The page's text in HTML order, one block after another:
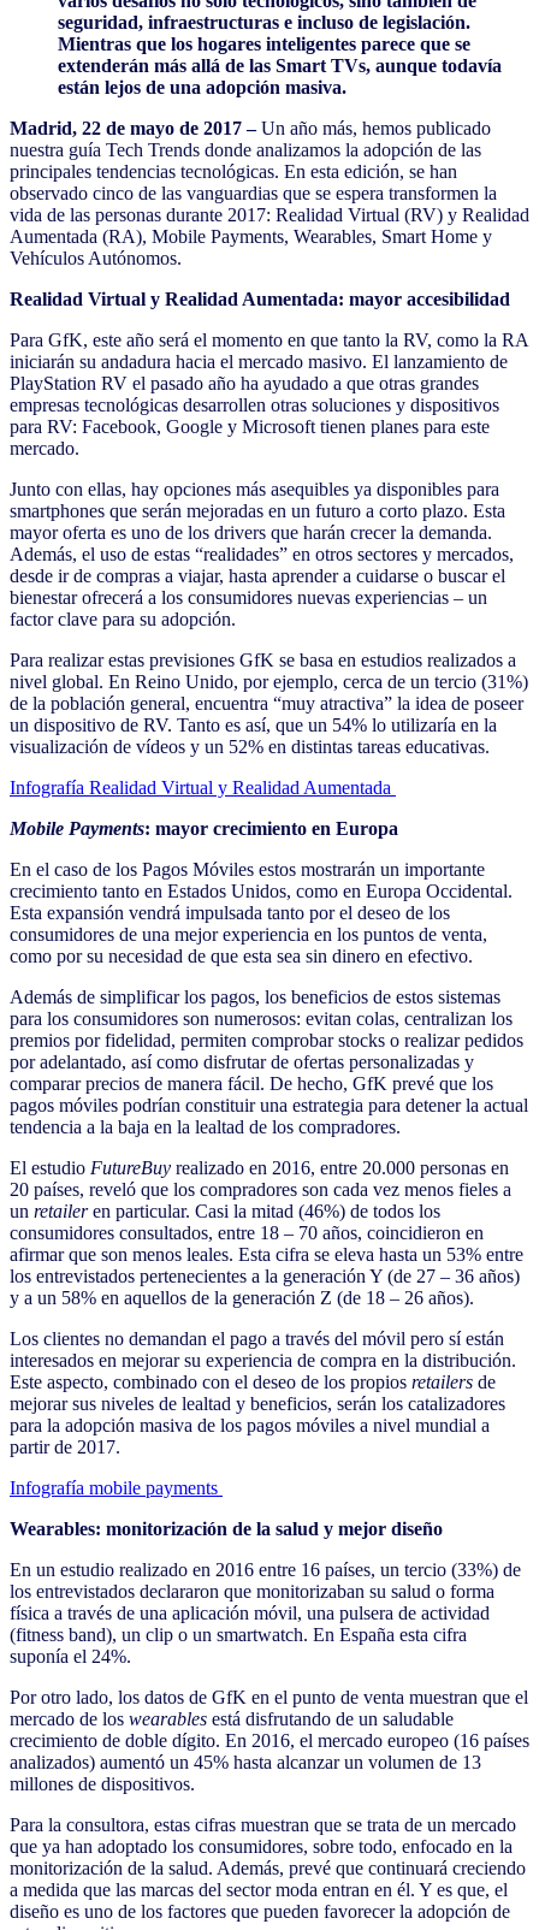
seguridad, infraestructuras e incluso de legislación.
Mientras que los hogares inteligentes parece que se
extenderán más allá de las Smart TVs, aunque todavía
están lejos de una adopción masiva.
Madrid, 22 de mayo de 2017 –Un año más, hemos publicado
nuestra guía Tech Trends donde analizamos la adopción de las
principales tendencias tecnológicas. En esta edición, se han
observado cinco de las vanguardias que se espera transformen la
vida de las personas durante 2017: Realidad Virtual (RV) y Realidad
Aumentada (RA), Mobile Payments, Wearables, Smart Home y
Vehículos Autónomos.
Realidad Virtual y Realidad Aumentada: mayor accesibilidad
Para GfK, este año será el momento en que tanto la RV, como la RA
iniciarán su andadura hacia el mercado masivo. El lanzamiento de
PlayStation RV el pasado año ha ayudado a que otras grandes
empresas tecnológicas desarrollen otras soluciones y dispositivos
para RV: Facebook, Google y Microsoft tienen planes para este
mercado.
Junto con ellas, hay opciones más asequibles ya disponibles para
smartphones que serán mejoradas en un futuro a corto plazo. Esta
mayor oferta es uno de los drivers que harán crecer la demanda.
Además, el uso de estas “realidades” en otros sectores y mercados,
desde ir de compras a viajar, hasta aprender a cuidarse o buscar el
bienestar ofrecerá a los consumidores nuevas experiencias – un
factor clave para su adopción.
Para realizar estas previsiones GfK se basa en estudios realizados a
nivel global. En Reino Unido, por ejemplo, cerca de un tercio (31%)
de la población general, encuentra “muy atractiva” la idea de poseer
un dispositivo de RV. Tanto es así, que un 54% lo utilizaría en la
visualización de vídeos y un 52% en distintas tareas educativas.
Infografía Realidad Virtual y Realidad Aumentada
Mobile Payments: mayor crecimiento en Europa
En el caso de los Pagos Móviles estos mostrarán un importante
crecimiento tanto en Estados Unidos, como en Europa Occidental.
Esta expansión vendrá impulsada tanto por el deseo de los
consumidores de una mejor experiencia en los puntos de venta,
como por su necesidad de que esta sea sin dinero en efectivo.
Además de simplificar los pagos, los beneficios de estos sistemas
para los consumidores son numerosos: evitan colas, centralizan los
premios por fidelidad, permiten comprobar stocks o realizar pedidos
por adelantado, así como disfrutar de ofertas personalizadas y
comparar precios de manera fácil. De hecho, GfK prevé que los
pagos móviles podrían constituir una estrategia para detener la actual
tendencia a la baja en la lealtad de los compradores.
El estudio FutureBuy realizado en 2016, entre 20.000 personas en
20 países, reveló que los compradores son cada vez menos fieles a
un retaileren particular. Casi la mitad (46%) de todos los
consumidores consultados, entre 18 – 70 años, coincidieron en
afirmar que son menos leales. Esta cifra se eleva hasta un 53% entre
los entrevistados pertenecientes a la generación Y (de 27 – 36 años)
y a un 58% en aquellos de la generación Z (de 18 – 26 años).
Los clientes no demandan el pago a través del móvil pero sí están
interesados en mejorar su experiencia de compra en la distribución.
Este aspecto, combinado con el deseo de los propios retailers de
mejorar sus niveles de lealtad y beneficios, serán los catalizadores
para la adopción masiva de los pagos móviles a nivel mundial a
partir de 2017.
Infografía mobile payments
Wearables: monitorización de la salud y mejor diseño
En un estudio realizado en 2016 entre 16 países, un tercio (33%) de
los entrevistados declararon que monitorizaban su salud o forma
física a través de una aplicación móvil, una pulsera de actividad
(fitness band), un clip o un smartwatch. En España esta cifra
suponía el 24%.
Por otro lado, los datos de GfK en el punto de venta muestran que el
mercado de los wearables está disfrutando de un saludable
crecimiento de doble dígito. En 2016, el mercado europeo (16 países
analizados) aumentó un 45% hasta alcanzar un volumen de 13
millones de dispositivos.
Para la consultora, estas cifras muestran que se trata de un mercado
que ya han adoptado los consumidores, sobre todo, enfocado en la
monitorización de la salud. Además, prevé que continuará creciendo
a medida que las marcas del sector moda entran en él. Y es que, el
diseño es uno de los factores que pueden favorecer la adopción de